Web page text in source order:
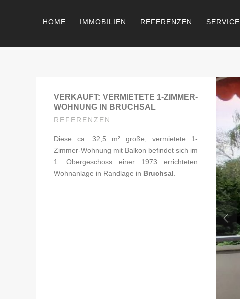
HOME IMMOBILIEN REFERENZEN SERVICE
VERKAUFT: VERMIETETE 1-ZIMMER-
WOHNUNG IN BRUCHSAL
REFERENZEN
Diese ca. 32,5 m² große, vermietete 1-
Zimmer-Wohnung mit Balkon befindet sich im
1. Obergeschoss einer 1973 errichteten
Wohnanlage in Randlage in Bruchsal.